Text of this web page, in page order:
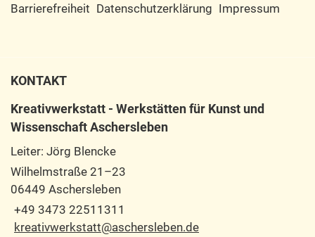
Barrierefreiheit Datenschutzerklärung Impressum
KONTAKT
Kreativwerkstatt - Werkstätten für Kunst und
Wissenschaft Aschersleben
Leiter: Jörg Blencke
Wilhelmstraße 21–23
06449 Aschersleben
+49 3473 22511311
kreativwerkstatt@aschersleben.de